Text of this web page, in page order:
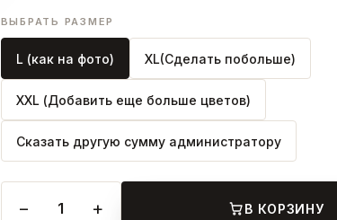
ВЫБРАТЬ РАЗМЕР
L (как на фото) XL(Сделать побольше)
XXL (Добавить еще больше цветов)
Сказать другую сумму администратору
− 1 + В КОРЗИНУ